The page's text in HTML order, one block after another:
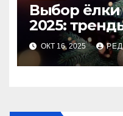
Выбор ёлки
2025:
ОКТ 16, 2025